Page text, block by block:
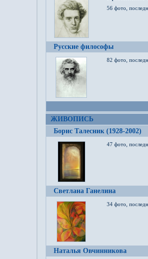
56 фото,
Русские философы
82 фото,
ЖИВОПИСЬ
Борис Талесник (1928-2002)
47 фото,
Светлана Ганелина
34 фото,
Наталья Овчинникова